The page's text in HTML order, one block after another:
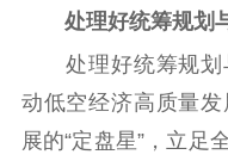
服务
责任编辑注
处理好统筹规划
处理好统筹规划
动低空经济高质量
展的“定盘星”，立足